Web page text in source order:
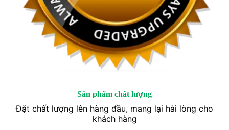
Sản phẩm chất lượng
Đặt chất lượng lên hàng đầu, mang lại hài lòng cho
khách hàng